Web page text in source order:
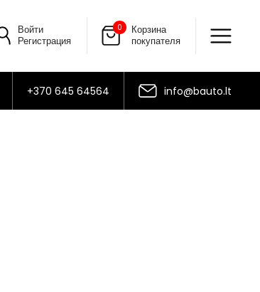
Войти
Регистрация
0
Корзина
покупателя
+370 645 64564 info@bauto.lt